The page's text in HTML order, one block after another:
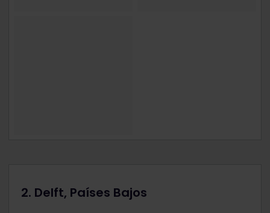
2. Delft, Países Bajos